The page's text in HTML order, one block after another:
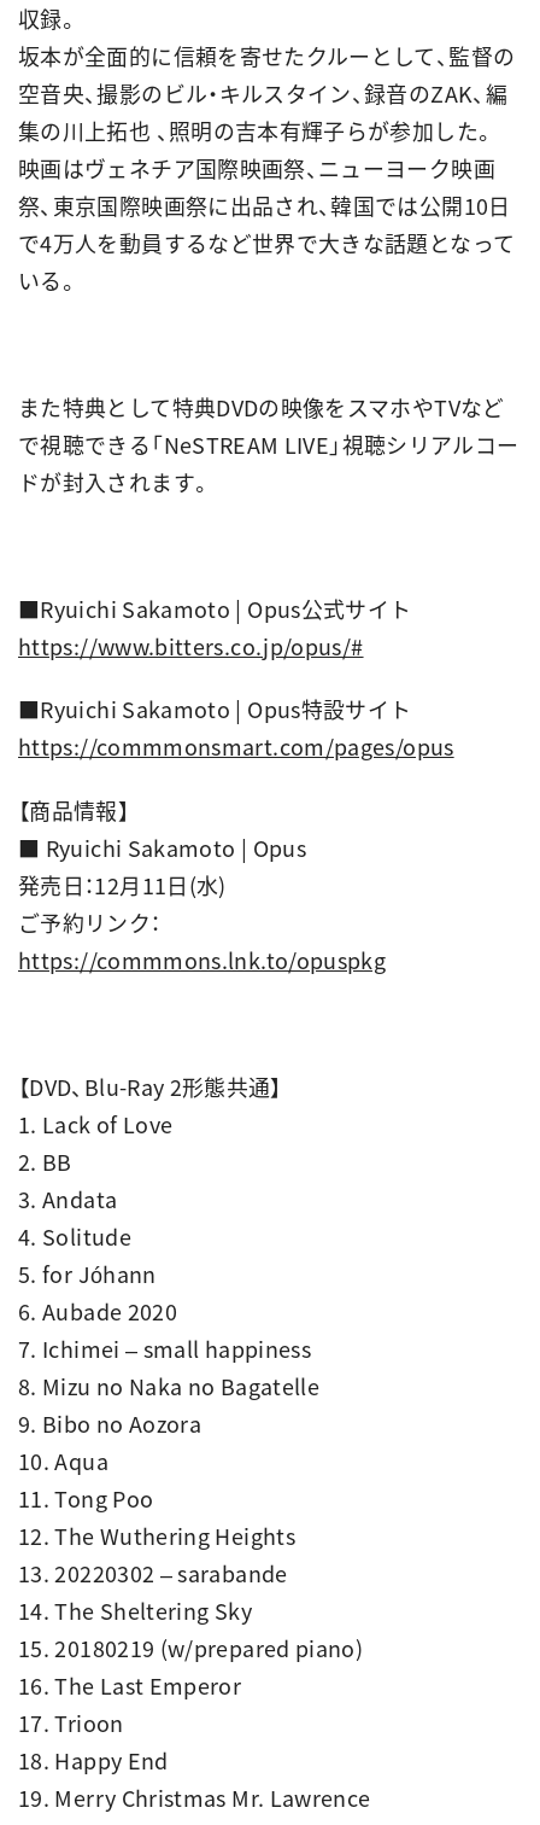
収録。
坂本が全面的に信頼を寄せたクルーとして、監督の
空音央、撮影のビル・キルスタイン、録音のZAK、編
集の川上拓也 、照明の吉本有輝子らが参加した。
映画はヴェネチア国際映画祭、ニューヨーク映画
祭、東京国際映画祭に出品され、韓国では公開10日
で4万人を動員するなど世界で大きな話題となって
いる。
また特典として特典DVDの映像をスマホやTVなど
で視聴できる「NeSTREAM LIVE」視聴シリアルコー
ドが封入されます。
■Ryuichi Sakamoto | Opus公式サイト
https://www.bitters.co.jp/opus/#
■Ryuichi Sakamoto | Opus特設サイト
https://commmonsmart.com/pages/opus
【商品情報】
■ Ryuichi Sakamoto | Opus
発売日：12月11日(水)
ご予約リンク：
https://commmons.lnk.to/opuspkg
【DVD、Blu-Ray 2形態共通】
1. Lack of Love
2. BB
3. Andata
4. Solitude
5. for Jóhann
6. Aubade 2020
7. Ichimei – small happiness
8. Mizu no Naka no Bagatelle
9. Bibo no Aozora
10. Aqua
11. Tong Poo
12. The Wuthering Heights
13. 20220302 – sarabande
14. The Sheltering Sky
15. 20180219 (w/prepared piano)
16. The Last Emperor
17. Trioon
18. Happy End
19. Merry Christmas Mr. Lawrence